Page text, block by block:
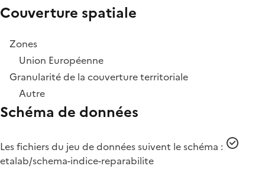
Couverture spatiale
Zones
Union Européenne
Granularité de la couverture territoriale
Autre
Schéma de données
Les fichiers du jeu de données suivent le schéma :
etalab/schema-indice-reparabilite